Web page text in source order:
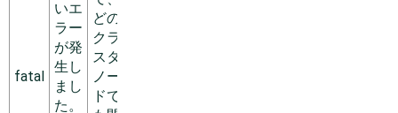
fatal
いエ
ラー
が発
生し
まし
た。
どの
クラ
スタ
ノー
ドで